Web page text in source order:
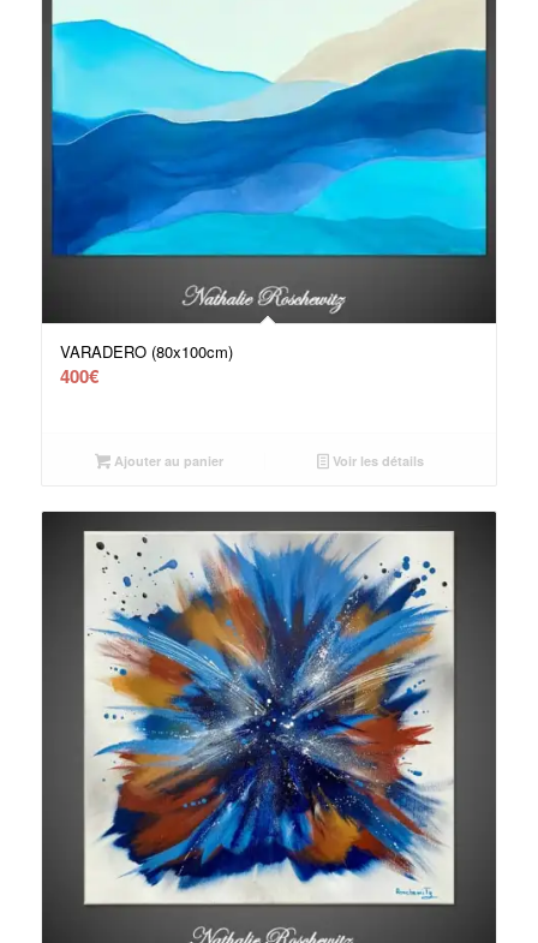
VARADERO (80x100cm)
400€
Ajouter au panier Voir les détails